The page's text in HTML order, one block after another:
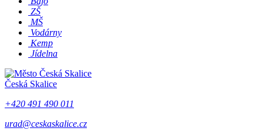
ZŠ
MŠ
Vodárny
Kemp
Jídelna
Česká Skalice
+420 491 490 011
urad@ceskaskalice.cz